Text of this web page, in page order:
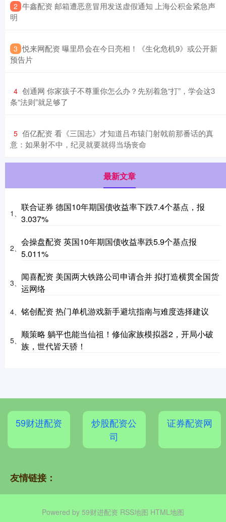
2 ​牛鑫配资 邮箱遭恶意冒用发送虚假通知 上海公积金紧急声
明
3 ​悦来网配资 曝里昂会在今日亮相！《生化危机9》或公开新
预告片
4 ​创通网 你家孩子不尊重你怎么办？先别着急“打”，学会这3
条“法则”就足够了
5 ​佰亿配资 看《三国志》才知道吕布辕门射戟前那番话的真
意：如果射不中，纪灵就要就得当场丧命
最新文章
1、
联合证券 德国10年期国债收益率下跌7.4个基点，报
3.037%
2、
会操盘配资 英国10年期国债收益率跌5.9个基点报
5.011%
3、
闻喜配资 美国两大铁路公司申请合并 拟打造横贯全国货
运网络
4、 铭创配资 热门单机游戏新手避坑指南与难度选择建议
5、
顺策略 躺平也能当仙祖！修仙家族模拟器2，开局小破
族，世代皆天骄！
59财进配资
炒股配资公
司
证券配资网
友情链接：
Powered by 59财进配资 RSS地图 HTML地图